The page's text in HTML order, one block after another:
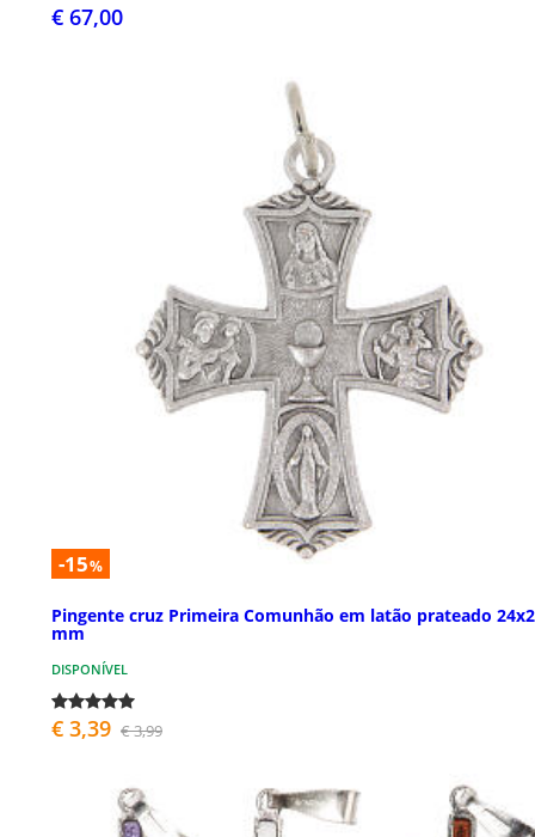
€ 67,00
-15%
Pingente cruz Primeira Comunhão em latão prateado
mm
DISPONÍVEL
€ 3,39 € 3,99